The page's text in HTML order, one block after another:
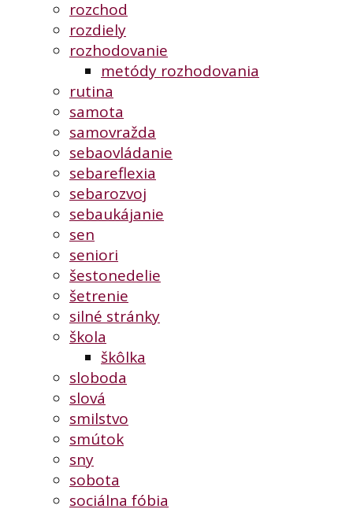
rozchod
rozdiely
rozhodovanie
metódy rozhodovania
rutina
samota
samovražda
sebaovládanie
sebareflexia
sebarozvoj
sebaukájanie
sen
seniori
šestonedelie
šetrenie
silné stránky
škola
škôlka
sloboda
slová
smilstvo
smútok
sny
sobota
sociálna fóbia